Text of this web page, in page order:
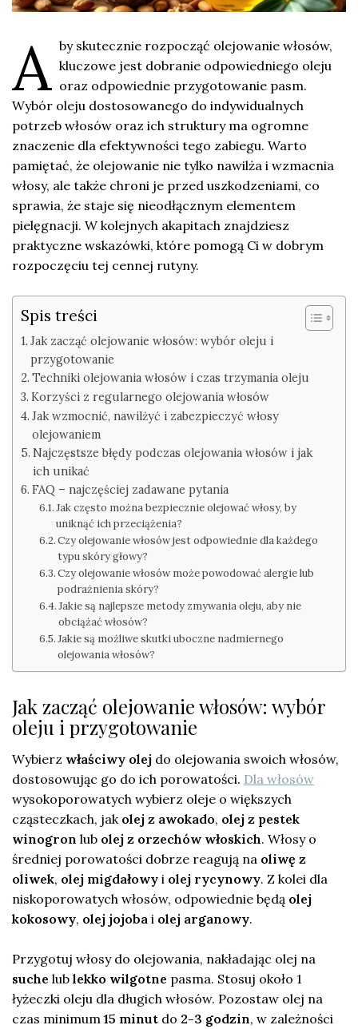
A by skutecznie rozpocząć olejowanie włosów,
kluczowe jest dobranie odpowiedniego oleju
oraz odpowiednie przygotowanie pasm.
Wybór oleju dostosowanego do indywidualnych
potrzeb włosów oraz ich struktury ma ogromne
znaczenie dla efektywności tego zabiegu. Warto
pamiętać, że olejowanie nie tylko nawilża i wzmacnia
włosy, ale także chroni je przed uszkodzeniami, co
sprawia, że staje się nieodłącznym elementem
pielęgnacji. W kolejnych akapitach znajdziesz
praktyczne wskazówki, które pomogą Ci w dobrym
rozpoczęciu tej cennej rutyny.
Spis treści
Jak zacząć olejowanie włosów: wybór oleju i
przygotowanie
Techniki olejowania włosów i czas trzymania oleju
Korzyści z regularnego olejowania włosów
Jak wzmocnić, nawilżyć i zabezpieczyć włosy
olejowaniem
Najczęstsze błędy podczas olejowania włosów i jak
ich unikać
FAQ – najczęściej zadawane pytania
Jak często można bezpiecznie olejować włosy, by
uniknąć ich przeciążenia?
Czy olejowanie włosów jest odpowiednie dla każdego
typu skóry głowy?
Czy olejowanie włosów może powodować alergie lub
podrażnienia skóry?
Jakie są najlepsze metody zmywania oleju, aby nie
obciążać włosów?
Jakie są możliwe skutki uboczne nadmiernego
olejowania włosów?
Jak zacząć olejowanie włosów: wybór
oleju i przygotowanie
Wybierz właściwy olej do olejowania swoich włosów,
dostosowując go do ich porowatości. Dla włosów
wysokoporowatych wybierz oleje o większych
cząsteczkach, jak olej z awokado, olej z pestek
winogron lub olej z orzechów włoskich. Włosy o
średniej porowatości dobrze reagują na oliwę z
oliwek, olej migdałowy i olej rycynowy. Z kolei dla
niskoporowatych włosów, odpowiednie będą olej
kokosowy, olej jojoba i olej arganowy.
Przygotuj włosy do olejowania, nakładając olej na
suche lub lekko wilgotne pasma. Stosuj około 1
łyżeczki oleju dla długich włosów. Pozostaw olej na
czas minimum15 minut do 2-3 godzin, w zależności